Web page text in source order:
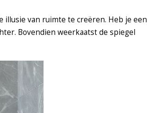
illusie van ruimte te creëren. Heb je een
Bovendien weerkaatst de spiegel